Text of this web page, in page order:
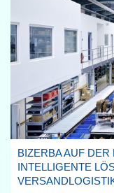
BIZERBA AUF
INTELLIGENTE